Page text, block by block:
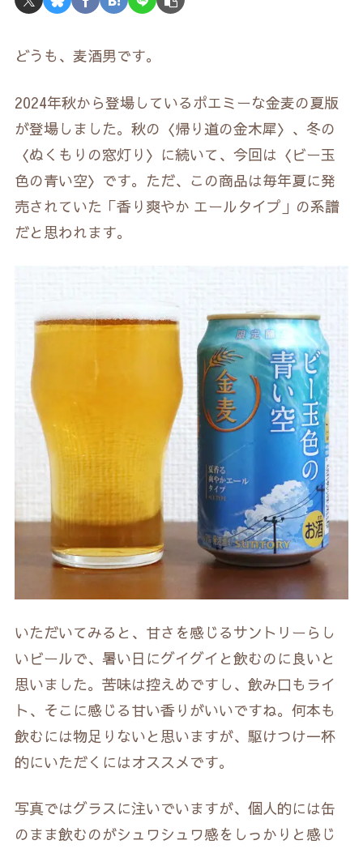
どうも、麦酒男です。
2024年秋から登場しているポエミーな金麦の夏版
が登場しました。秋の〈帰り道の金木犀〉、冬の
〈ぬくもりの窓灯り〉に続いて、今回は〈ビー玉
色の青い空〉です。ただ、この商品は毎年夏に発
売されていた「香り爽やか エールタイプ」の系譜
だと思われます。
いただいてみると、甘さを感じるサントリーらし
いビールで、暑い日にグイグイと飲むのに良いと
思いました。苦味は控えめですし、飲み口もライ
ト、そこに感じる甘い香りがいいですね。何本も
飲むには物足りないと思いますが、駆けつけ一杯
的にいただくにはオススメです。
写真ではグラスに注いでいますが、個人的には缶
のまま飲むのがシュワシュワ感をしっかりと感じ